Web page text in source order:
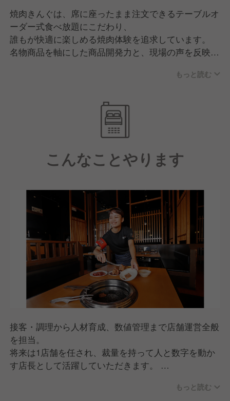
焼肉きんぐは、席に座ったまま注文できるテーブルオ
ーダー式食べ放題にこだわり、
誰もが快適に楽しめる焼肉体験を追求しています。
名物商品を軸にした商品開発力と、現場の声を反映す
品質・価格・サービスのバランスが高く評価され、
もっと読む
こんなことやります
接客・調理から人材育成、数値管理まで店舗運営全般
を担当。
将来は1店舗を任され、裁量を持って人と数字を動か
す店長として活躍していただきます。
ホール・キッチン業務（接客・調理・オペレーション
もっと読む